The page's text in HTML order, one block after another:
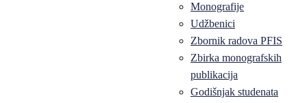
Monografije
Udžbenici
Zbornik radova PFIS
Zbirka monografskih
publikacija
Godišnjak studenata